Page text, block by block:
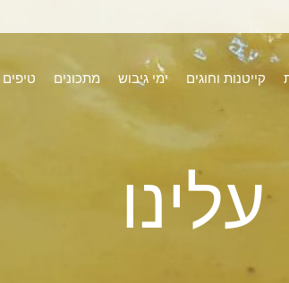
קייטנות וחוגים ימי גיבוש מתכונים טיפים